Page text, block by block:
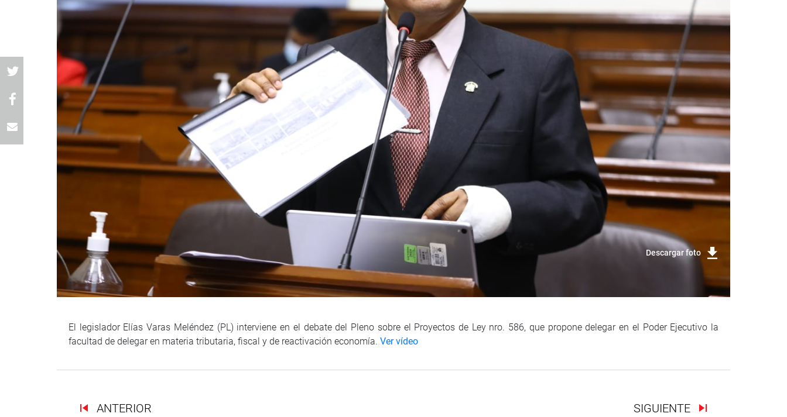
Descargar foto
El legislador Elías Varas Meléndez (PL) interviene en el debate del Pleno sobre el Proyectos de Ley nro. 586, que propone delegar en el Poder Ejecutivo la
facultad de delegar en materia tributaria, fiscal y de reactivación economía. Ver vídeo
ANTERIOR SIGUIENTE